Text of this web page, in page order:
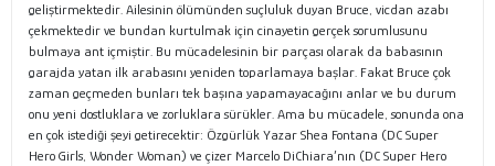
geliştirmektedir. Ailesinin ölümünden suçluluk duyan Bruce, vicdan azabı
çekmektedir ve bundan kurtulmak için cinayetin gerçek sorumlusunu
bulmaya ant içmiştir. Bu mücadelesinin bir parçası olarak da babasının
garajda yatan ilk arabasını yeniden toparlamaya başlar. Fakat Bruce çok
zaman geçmeden bunları tek başına yapamayacağını anlar ve bu durum
onu yeni dostluklara ve zorluklara sürükler. Ama bu mücadele, sonunda ona
en çok istediği şeyi getirecektir: Özgürlük Yazar Shea Fontana (DC Super
Hero Girls, Wonder Woman) ve çizer Marcelo DiChiara’nın (DC Super Hero